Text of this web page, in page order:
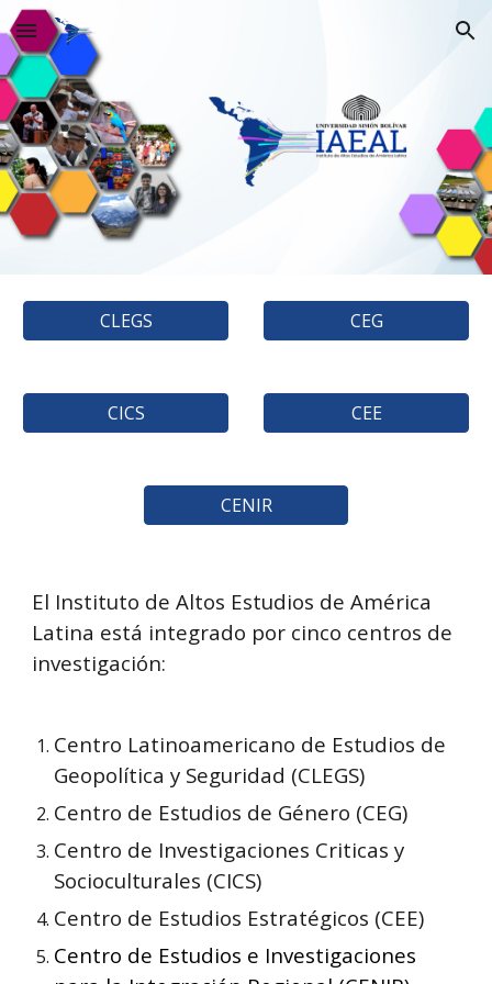
Skip to main content Skip to navigation
CLEGS CEG
CICS CEE
CENIR
El Instituto de Altos Estudios de América
Latina está integrado por cinco centros de
investigación:
Centro Latinoamericano de Estudios de
Geopolítica y Seguridad (CLEGS)
Centro de Estudios de Género (CEG)
Centro de Investigaciones Criticas y
Socioculturales (CICS)
Centro de Estudios Estratégicos (CEE)
Centro de Estudios e Investigaciones